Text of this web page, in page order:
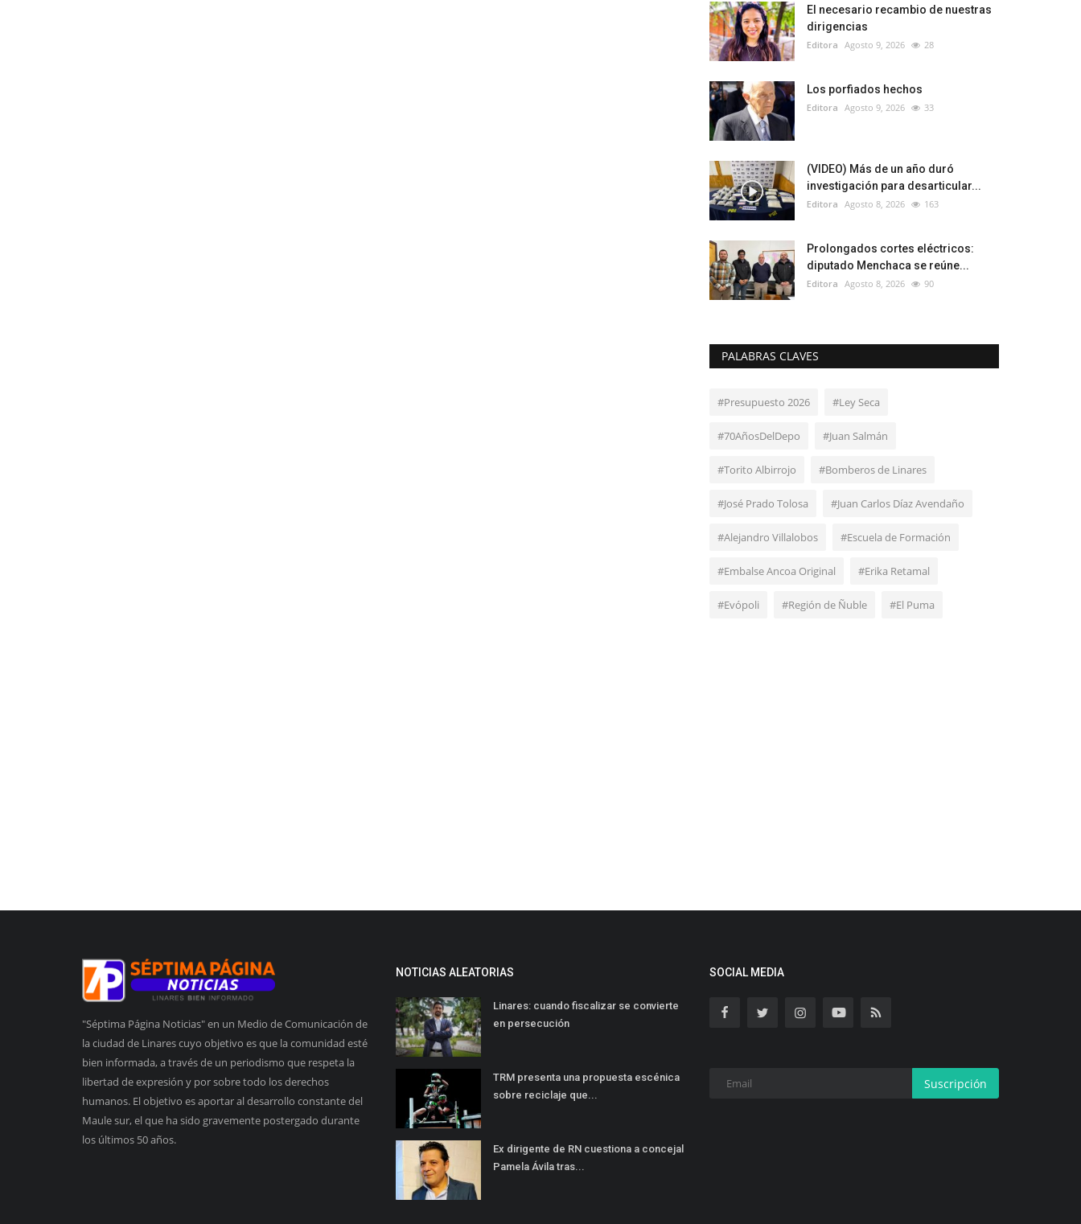
El necesario recambio de nuestras
dirigencias
Editora Agosto 9, 2026 28
Los porfiados hechos
Editora Agosto 9, 2026 33
(VIDEO) Más de un año duró
investigación para desarticular...
Editora Agosto 8, 2026 163
Prolongados cortes eléctricos:
diputado Menchaca se reúne...
Editora Agosto 8, 2026 90
PALABRAS CLAVES
#Presupuesto 2026 #Ley Seca
#70AñosDelDepo #Juan Salmán
#Torito Albirrojo #Bomberos de Linares
#José Prado Tolosa #Juan Carlos Díaz Avendaño
#Alejandro Villalobos #Escuela de Formación
#Embalse Ancoa Original #Erika Retamal
#Evópoli #Región de Ñuble #El Puma
"Séptima Página Noticias" en un Medio de Comunicación de
la ciudad de Linares cuyo objetivo es que la comunidad esté
bien informada, a través de un periodismo que respeta la
libertad de expresión y por sobre todo los derechos
humanos. El objetivo es aportar al desarrollo constante del
Maule sur, el que ha sido gravemente postergado durante
los últimos 50 años.
NOTICIAS ALEATORIAS
Linares: cuando fiscalizar se convierte
en persecución
TRM presenta una propuesta escénica
sobre reciclaje que...
Ex dirigente de RN cuestiona a concejal
Pamela Ávila tras...
SOCIAL MEDIA
Suscripción